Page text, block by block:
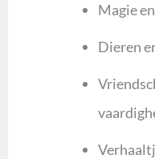
Magie
Dieren